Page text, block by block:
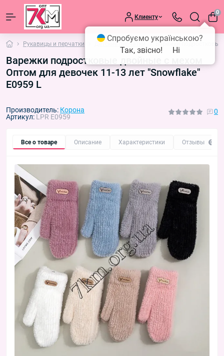
Клиенту
0
Рукавицы и перчатки Детские перчатки Варежки
Варежки подростковые двойные с мехом
Оптом для девочек 11-13 лет "Snowflake"
E0959 L
Производитель: Корона
Артикул: LPR E0959
0
Все о товаре Описание Характеристики Отзывы 0
Спробуємо українською?
Так, звісно!
Ні